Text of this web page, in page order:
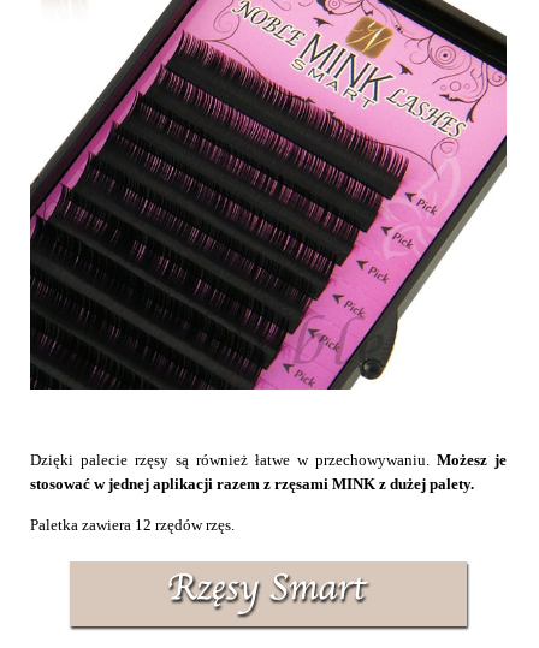
Dzięki palecie rzęsy są również łatwe w przechowywaniu. Możesz je
stosować w jednej aplikacji razem z rzęsami MINK z dużej palety.
Paletka zawiera 12 rzędów rzęs.